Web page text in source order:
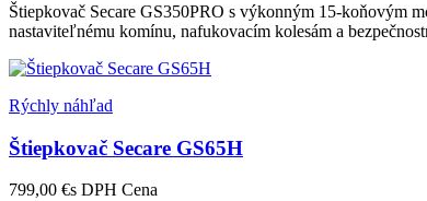
Štiepkovač Secare GS350PRO s výkonným 15-koňovým
nastaviteľnému komínu, nafukovacím kolesám a
Rýchly náhľad
Štiepkovač Secare GS65H
799,00 €s DPH Cena